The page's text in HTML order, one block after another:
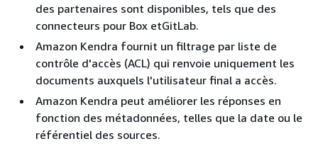
des partenaires sont disponibles, tels que des
connecteurs pour Box etGitLab.
Amazon Kendra fournit un filtrage par liste de
contrôle d'accès (ACL) qui renvoie uniquement les
documents auxquels l'utilisateur final a accès.
Amazon Kendra peut améliorer les réponses en
fonction des métadonnées, telles que la date ou le
référentiel des sources.